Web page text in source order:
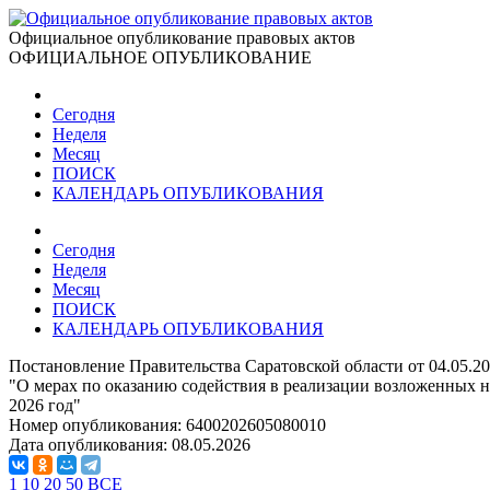
Официальное опубликование правовых актов
ОФИЦИАЛЬНОЕ ОПУБЛИКОВАНИЕ
Сегодня
Неделя
Месяц
ПОИСК
КАЛЕНДАРЬ ОПУБЛИКОВАНИЯ
Сегодня
Неделя
Месяц
ПОИСК
КАЛЕНДАРЬ ОПУБЛИКОВАНИЯ
Постановление Правительства Саратовской области от
"О мерах по оказанию содействия в реализации возложенных
2026 год"
Номер опубликования: 6400202605080010
Дата опубликования: 08.05.2026
1 10 20 50 ВСЕ